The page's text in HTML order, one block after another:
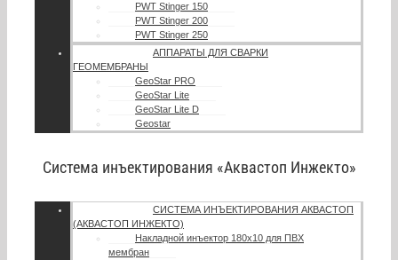
PWT Stinger 150
PWT Stinger 200
PWT Stinger 250
АППАРАТЫ ДЛЯ СВАРКИ
ГЕОМЕМБРАНЫ
GeoStar PRO
GeoStar Lite
GeoStar Lite D
Geostar
Система инъектирования «Аквастоп Инжекто»
СИСТЕМА ИНЪЕКТИРОВАНИЯ АКВАСТОП
(АКВАСТОП ИНЖЕКТО)
Накладной инъектор 180х10 для ПВХ
мембран